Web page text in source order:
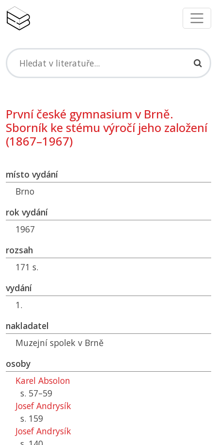
První české gymnasium v Brně.
Sborník ke stému výročí jeho založení
(1867–1967)
místo vydání
Brno
rok vydání
1967
rozsah
171 s.
vydání
1.
nakladatel
Muzejní spolek v Brně
osoby
Karel Absolon
s. 57–59
Josef Andrysík
s. 159
Josef Andrysík